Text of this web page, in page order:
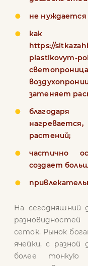
не нуждается
как
https://
plastikovym-
затеняет
растений;
частично
создает
На сегодняшний
сеток. Рынок
ячейки, с разной
более тонкую